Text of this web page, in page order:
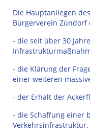
Die Hauptanliegen
Bürgerverein Zündorf
- die seit über 30
- die Klärung der
einer weiteren
- der Erhalt der
- die Schaffung einer
Verkehrsinfrastruktur.